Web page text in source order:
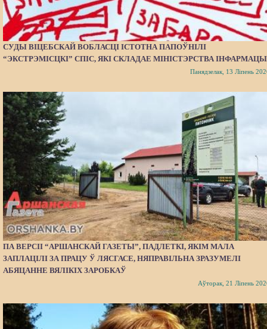
СУДЫ ВІЦЕБСКАЙ ВОБЛАСЦІ ІСТОТНА ПАПОЎНІЛІ
“ЭКСТРЭМІСЦКІ” СПІС, ЯКІ СКЛАДАЕ МІНІСТЭРСТВА
Панядзелак, 13 Ліпень
ПА ВЕРСІІ “АРШАНСКАЙ ГАЗЕТЫ”, ПАДЛЕТКІ, ЯКІМ МАЛА
ЗАПЛАЦІЛІ ЗА ПРАЦУ Ў ЛЯСГАСЕ, НЯПРАВІЛЬНА ЗРАЗУМЕЛІ
АБЯЦАННЕ ВЯЛІКІХ ЗАРОБКАЎ
Аўторак, 21 Ліпень